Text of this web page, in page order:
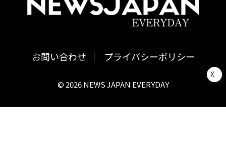
X
お問い合わせ プライバシーポリシー
© 2026 NEWS JAPAN EVERYDAY